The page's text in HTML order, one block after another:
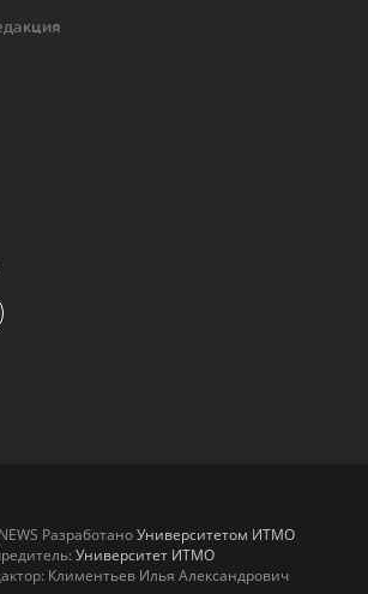
РазработаноУниверситетом ИТМО
Университет ИТМО
Климентьев Илья Александрович